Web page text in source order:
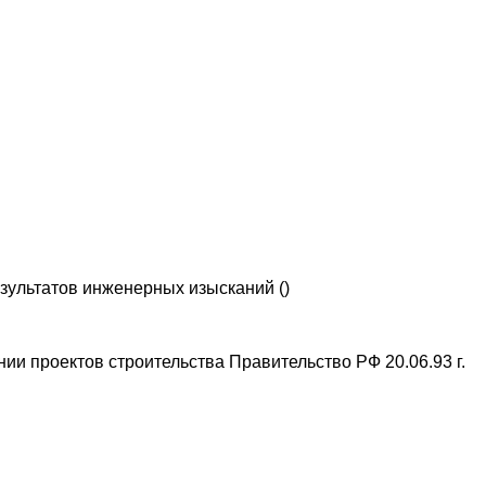
инженерных изысканий ()
проектов строительства Правительство РФ 20.06.93 г.